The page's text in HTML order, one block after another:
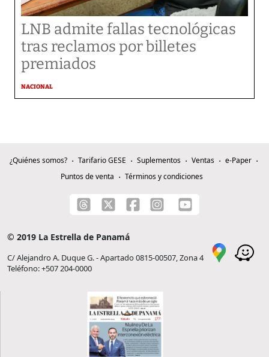
LNB admite fallas tecnológicas
tras reclamos por billetes
premiados
NACIONAL
¿Quiénes somos? Tarifario GESE Suplementos Ventas
e-Paper
Puntos de venta
Términos y condiciones
© 2019 La Estrella de Panamá
C/ Alejandro A. Duque G. - Apartado 0815-00507, Zona 4
Teléfono: +507 204-0000